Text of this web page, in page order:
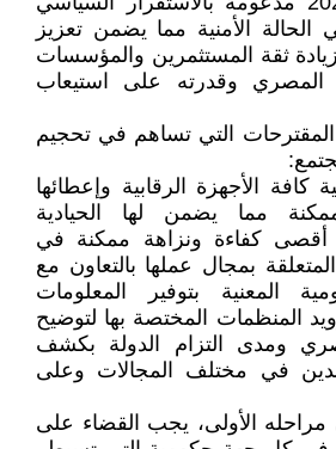
الأمنية مما يضمن تعزيز
وزيادة ثقة المستثمرين والمؤسسات
المصري وقدرته على استيعاب
التي تساهم في تحجيم
كافة الأجهزة الرقابية وإعطائها
مما يضمن لها الحيادية
أقصى كفاءة ونزاهة ممكنة في
بمجال عملها بالتعاون مع
المعنية بتوفير المعلومات
المنظمات المختصة بها لتوضيح
ومدى التزام الدولة بكشف
في مختلف المجالات وعلى
الأولى، يجب القضاء على